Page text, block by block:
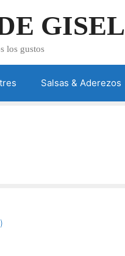
los gustos
Salsas & Aderezos